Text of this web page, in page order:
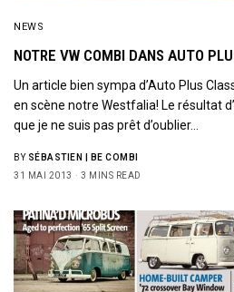
Sign Up to Our
NEWS
NOTRE VW COMBI DANS AUTO
Un article bien sympa d’Auto Plus
en scène notre Westfalia! Le résultat
que je ne suis pas prêt d’oublier…
BY SÉBASTIEN | BE COMBI
31 MAI 2013
3 MINS READ